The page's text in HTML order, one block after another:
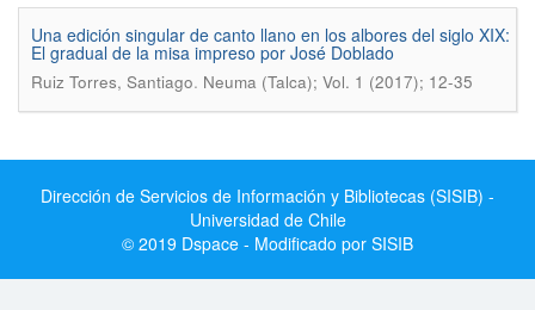
Una edición singular de canto llano en los albores del siglo XIX:
El gradual de la misa impreso por José Doblado
Ruiz Torres, Santiago. Neuma (Talca); Vol. 1 (2017); 12-35
Dirección de Servicios de Información y Bibliotecas (SISIB) -
Universidad de Chile
© 2019 Dspace - Modificado por SISIB